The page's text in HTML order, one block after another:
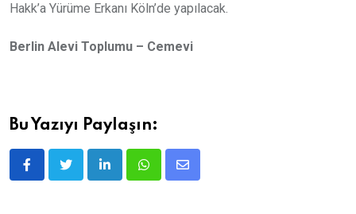
Hakk’a Yürüme Erkanı Köln’de yapılacak.
Berlin Alevi Toplumu – Cemevi
Bu Yazıyı Paylaşın:
LinkedInWhatsapp
E-